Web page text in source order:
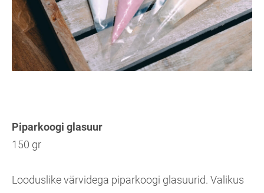
Piparkoogi glasuur
150 gr
Looduslike värvidega piparkoogi glasuurid. Valikus